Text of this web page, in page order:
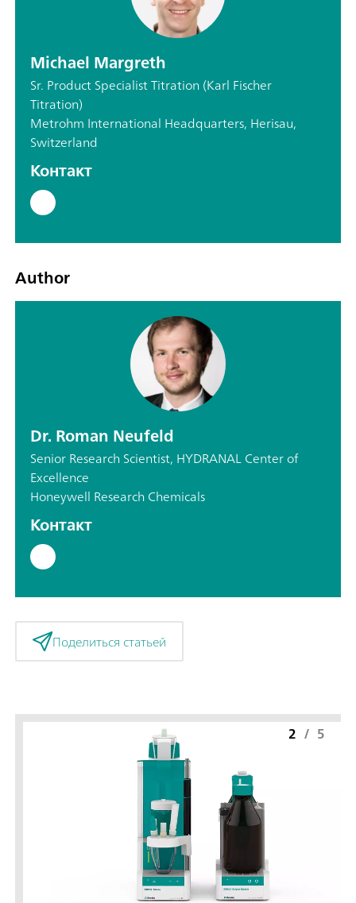
Michael Margreth
Sr. Product Specialist Titration (Karl Fischer
Titration)
Metrohm International Headquarters, Herisau,
Switzerland
Контакт
Author
Dr. Roman Neufeld
Senior Research Scientist, HYDRANAL Center of
Excellence
Honeywell Research Chemicals
Контакт
Поделиться статьей
2 / 5